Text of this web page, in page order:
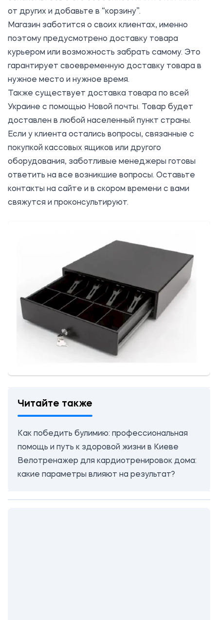
от других и добавьте в “корзину”.
Магазин заботится о своих клиентах, именно
поэтому предусмотрено доставку товара
курьером или возможность забрать самому. Это
гарантирует своевременную доставку товара в
нужное место и нужное время.
Также существует доставка товара по всей
Украине с помощью Новой почты. Товар будет
доставлен в любой населенный пункт страны.
Если у клиента остались вопросы, связанные с
покупкой кассовых ящиков или другого
оборудования, заботливые менеджеры готовы
ответить на все возникшие вопросы. Оставьте
контакты на сайте и в скором времени с вами
свяжутся и проконсультируют.
Читайте также
Как победить булимию: профессиональная
помощь и путь к здоровой жизни в Киеве
Велотренажер для кардиотренировок дома:
какие параметры влияют на результат?